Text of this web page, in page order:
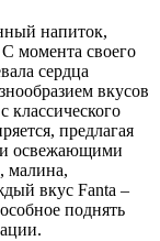
напиток,
момента своего
сердца
вкусов
классического
предлагая
и освежающими
малина,
вкус Fanta –
поднять